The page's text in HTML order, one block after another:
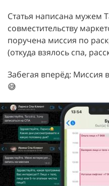
Статья написана мужем
совместительству
поручена миссия по
(откуда взялось спа,
Забегая вперёд: Миссия
😅